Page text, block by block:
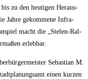
zu den heu­ti­gen Her­aus­
Jah­re gekom­me­ne Infra­
macht die „Ste­len-Ral­
erlebbar.
Sebas­ti­an M.
einen kur­zen